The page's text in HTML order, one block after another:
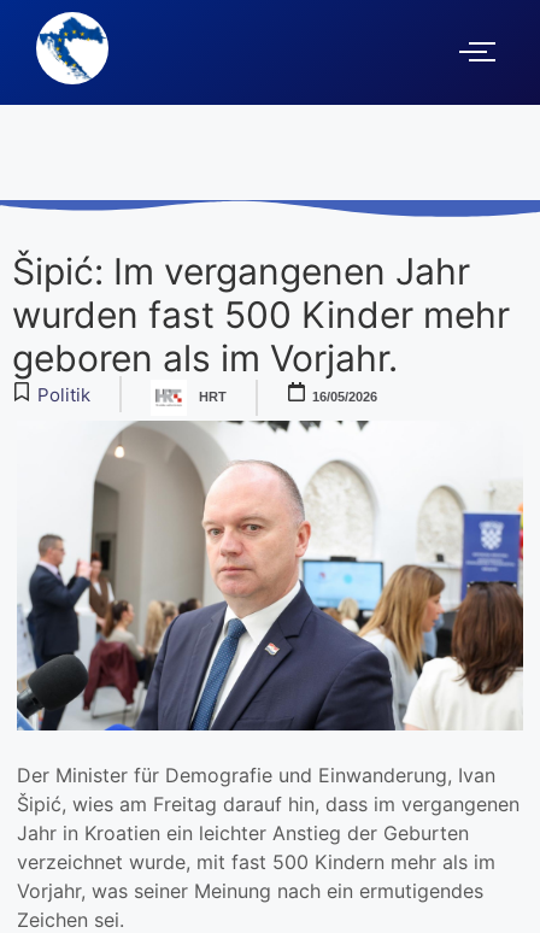
Šipić: Im vergangenen Jahr
wurden fast 500 Kinder mehr
geboren als im Vorjahr.
Politik HRT 16/05/2026
Der Minister für Demografie und Einwanderung, Ivan
Šipić, wies am Freitag darauf hin, dass im vergangenen
Jahr in Kroatien ein leichter Anstieg der Geburten
verzeichnet wurde, mit fast 500 Kindern mehr als im
Vorjahr, was seiner Meinung nach ein ermutigendes
Zeichen sei.